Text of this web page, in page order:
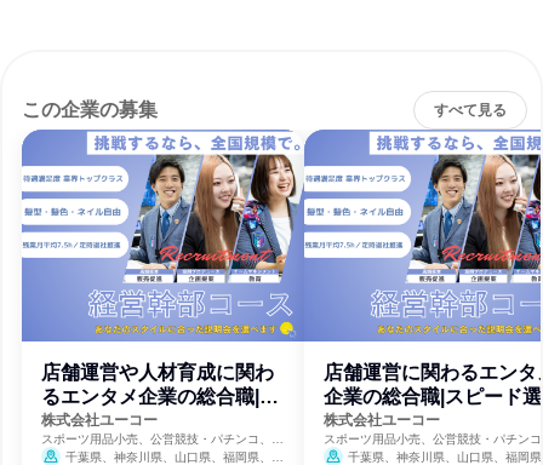
この企業の募集 すべて見る
店舗運営や人材育成に関わ
るエンタメ企業の総合職|説
明会コース
株式会社ユーコー
スポーツ用品小売、公営競技・パチンコ、不
動産 千葉県、神奈川県、山口県、福岡県、佐
店舗運営に関わるエンタ
企業の総合職|スピード
コース
株式会社ユーコー
スポーツ用品小売、公営競技・パチン
動産 千葉県、神奈川県、山口県、福岡